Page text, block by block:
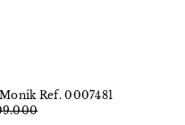
Ref. 0007481